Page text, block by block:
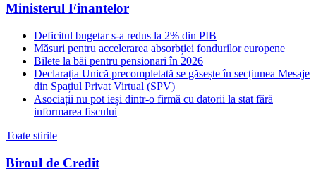
Ministerul Finantelor
Deficitul bugetar s-a redus la 2% din PIB
Măsuri pentru accelerarea absorbției fondurilor europene
Bilete la băi pentru pensionari în 2026
Declarația Unică precompletată se găsește în secțiunea Mesaje
din Spațiul Privat Virtual (SPV)
Asociații nu pot ieși dintr-o firmă cu datorii la stat fără
informarea fiscului
Toate stirile
Biroul de Credit